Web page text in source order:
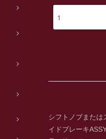
シフトノブまた
イドブレーキ